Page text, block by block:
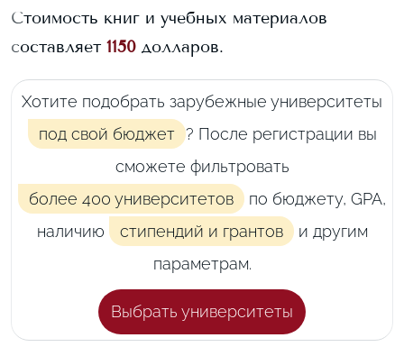
Стоимость книг и учебных материалов
составляет 1150 долларов.
Хотите подобрать зарубежные университеты
под свой бюджет ? После регистрации вы
сможете фильтровать
более 400 университетов
по бюджету, GPA,
наличию
стипендий и грантов и другим
параметрам.
Выбрать университеты